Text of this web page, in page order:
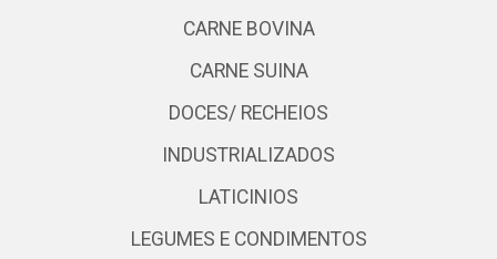
CARNE BOVINA
CARNE SUINA
DOCES/ RECHEIOS
INDUSTRIALIZADOS
LATICINIOS
LEGUMES E CONDIMENTOS